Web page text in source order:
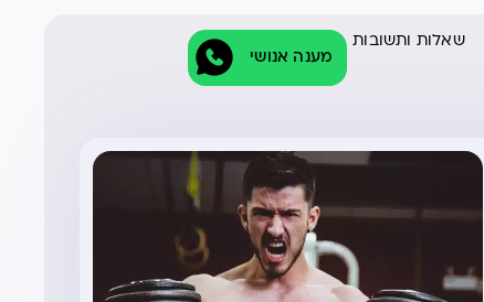
שאלות ותשובות
מענה אנושי